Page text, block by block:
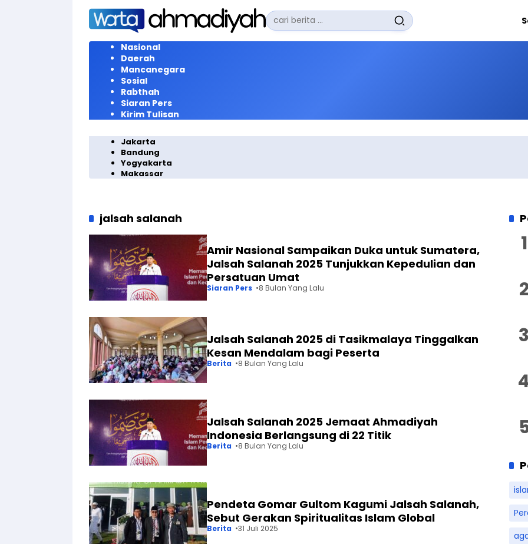
Langsung
konten
Pencarian
untuk:
Nasional
Daerah
Mancanegara
Sosial
Rabthah
Siaran Pers
Kirim Tulisan
Jakarta
Bandung
Yogyakarta
Makassar
jalsah salanah
Amir Nasional Sampaikan Duka untuk Sumatera,
Jalsah Salanah 2025 Tunjukkan Kepedulian dan
Persatuan Umat
Siaran Pers 8 Bulan Yang Lalu
Jalsah Salanah 2025 di Tasikmalaya Tinggalkan
Kesan Mendalam bagi Peserta
Berita 8 Bulan Yang Lalu
Jalsah Salanah 2025 Jemaat Ahmadiyah
Indonesia Berlangsung di 22 Titik
Berita 8 Bulan Yang Lalu
Pendeta Gomar Gultom Kagumi Jalsah Salanah,
Sebut Gerakan Spiritualitas Islam Global
Berita 31 Juli 2025